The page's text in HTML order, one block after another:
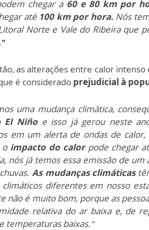
chegar a 60 e 80 km por
até 100 km por hora.Nós
Norte e Vale do Ribeira que
as alterações entre calor
é considerado prejudicial à
uma mudança climática,
El Niñoe isso já gerou neste
em um alerta de ondas de
o impacto do calor pode chegar
nós já temos essa emissão de
As mudanças climáticas
climáticos diferentes em nosso
não é muito bom, porque as
relativa do ar baixa e, de
temperaturas baixas.”